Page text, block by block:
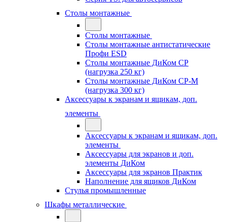
Столы монтажные
Столы монтажные
Столы монтажные антистатические
Профи ESD
Столы монтажные ДиКом СР
(нагрузка 250 кг)
Столы монтажные ДиКом СР-М
(нагрузка 300 кг)
Аксессуары к экранам и ящикам, доп.
элементы
Аксессуары к экранам и ящикам, доп.
элементы
Аксессуары для экранов и доп.
элементы ДиКом
Аксессуары для экранов Практик
Наполнение для ящиков ДиКом
Стулья промышленные
Шкафы металлические